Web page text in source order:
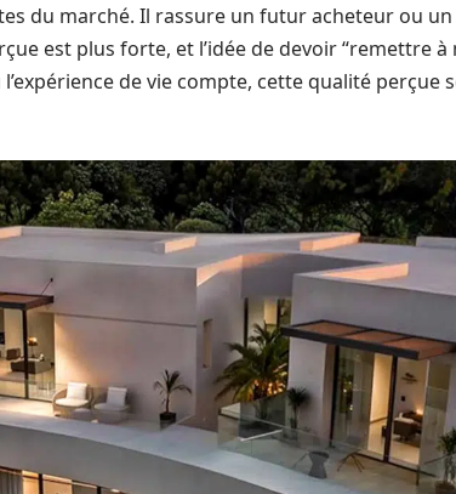
du marché. Il rassure un futur acheteur ou
est plus forte, et l’idée de devoir “remettre à
de vie compte, cette qualité perçue